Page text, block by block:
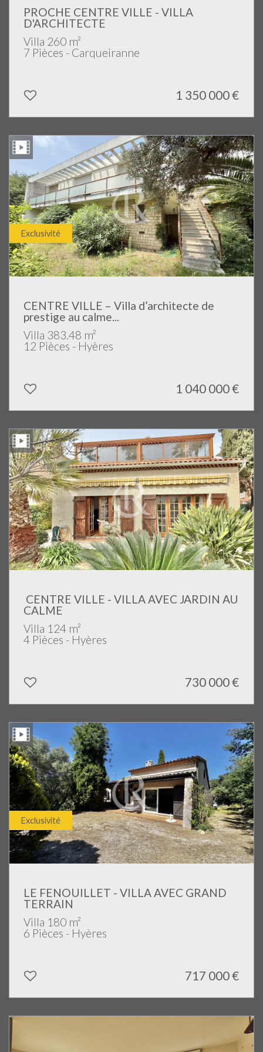
PROCHE CENTRE VILLE - VILLA
D'ARCHITECTE
Villa 260 m²
7 Pièces - Carqueiranne
1 350 000€
Exclusivité
CENTRE VILLE – Villa d’architecte de
prestige au calme...
Villa 383.48 m²
12 Pièces - Hyères
1 040 000€
CENTRE VILLE - VILLA AVEC JARDIN AU
CALME
Villa 124 m²
4 Pièces - Hyères
730 000€
Exclusivité
LE FENOUILLET - VILLA AVEC GRAND
TERRAIN
Villa 180 m²
6 Pièces - Hyères
717 000€